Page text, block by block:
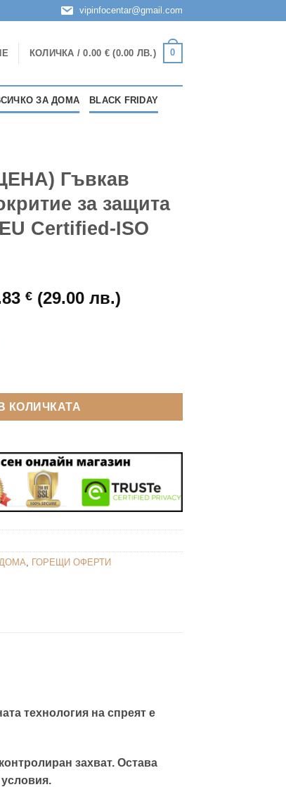
vipinfocentar@gmail.com
КОЛИЧКА /0.00 € (0.00 ЛВ.) 0
ЗА ДОМА BLACK FRIDAY
Гъвкав
за защита
Certified-ISO
€
€ (29.00 лв.)
Гъвкав спрей за гумено покритие за защита и
КОЛИЧКАТА
, ГОРЕЩИ ОФЕРТИ
технология на спреят е
захват. Остава